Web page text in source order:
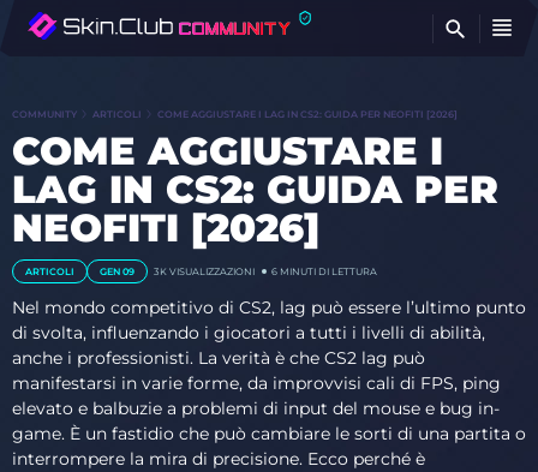
COMMUNITY ARTICOLI COME AGGIUSTARE I LAG IN CS2: GUIDA PER NEOFITI [2026]
COME AGGIUSTARE I
LAG IN CS2: GUIDA PER
NEOFITI [2026]
ARTICOLI GEN 09 3K VISUALIZZAZIONI 6 MINUTI DI LETTURA
Nel mondo competitivo di CS2, lag può essere l’ultimo punto
di svolta, influenzando i giocatori a tutti i livelli di abilità,
anche i professionisti. La verità è che CS2 lag può
manifestarsi in varie forme, da improvvisi cali di FPS, ping
elevato e balbuzie a problemi di input del mouse e bug in-
game. È un fastidio che può cambiare le sorti di una partita o
interrompere la mira di precisione. Ecco perché è